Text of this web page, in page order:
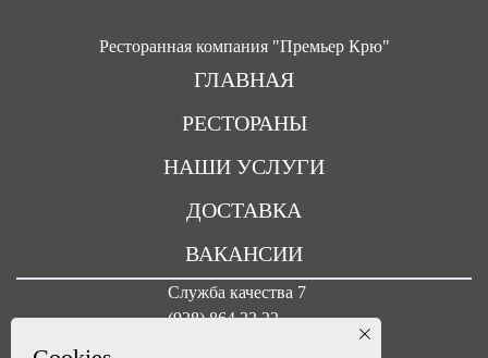
Ресторанная компания "Премьер Крю"
ГЛАВНАЯ
РЕСТОРАНЫ
НАШИ УСЛУГИ
ДОСТАВКА
ВАКАНСИИ
Служба качества 7
(928) 864 22 22